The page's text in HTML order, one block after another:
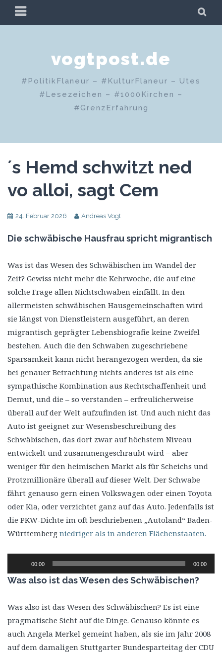
Zum
PRIMÄRES
MENÜ
vogtpost.de
#PolitikFlaneur – #KulturFlaneur – Utes
#Lesezeichen – #1000Kirchen –
#GrenzErfahrung
´s Hemd schwitzt ned
vo alloi, sagt Cem
24. Februar 2026 Andreas Vogt
Die schwäbische Hausfrau spricht migrantisch
Was ist das Wesen des Schwäbischen im Wandel der
Zeit? Gewiss nicht mehr die Kehrwoche, die auf eine
solche Frage allen Nichtschwaben einfällt. In den
allermeisten schwäbischen Hausgemeinschaften wird
sie längst von Dienstleistern ausgeführt, an deren
migrantisch geprägter Lebensbiografie keine Zweifel
bestehen. Auch die den Schwaben zugeschriebene
Sparsamkeit kann nicht herangezogen werden, da sie
bei genauer Betrachtung nichts anderes ist als eine
sympathische Kombination aus Rechtschaffenheit und
Demut, und die – so verstanden – erfreulicherweise
überall auf der Welt aufzufinden ist. Und auch nicht das
Auto ist geeignet zur Wesensbeschreibung des
Schwäbischen, das dort zwar auf höchstem Niveau
entwickelt und zusammengeschraubt wird – aber
weniger für den heimischen Markt als für Scheichs und
Protzmillionäre überall auf dieser Welt. Der Schwabe
fährt genauso gern einen Volkswagen oder einen Toyota
oder Kia, oder verzichtet ganz auf das Auto. Jedenfalls ist
die PKW-Dichte im oft beschriebenen „Autoland“ Baden-
Württemberg niedriger als in anderen Flächenstaaten.
Player
00:00 00:00
Was also ist das Wesen des Schwäbischen?
Was also ist das Wesen des Schwäbischen? Es ist eine
pragmatische Sicht auf die Dinge. Genauso könnte es
auch Angela Merkel gemeint haben, als sie im Jahr 2008
auf dem damaligen Stuttgarter Bundesparteitag der CDU